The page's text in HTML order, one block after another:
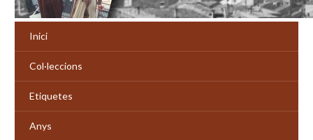
Inici
Col·leccions
Etiquetes
Anys